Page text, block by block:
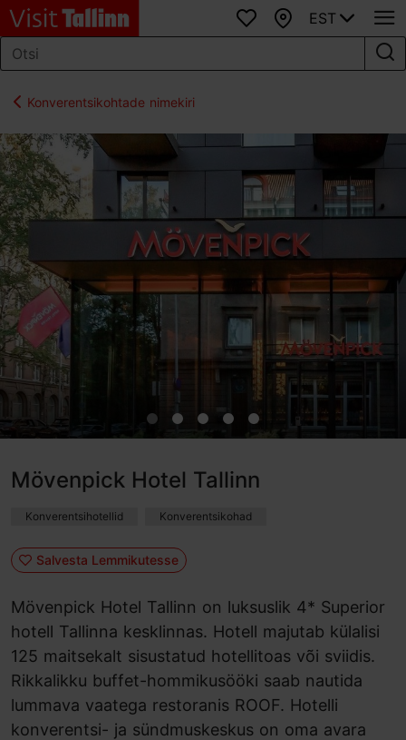
Lemmikud
Kaart
EST
Konverentsikohtade nimekiri
Mövenpick Hotel Tallinn
Konverentsihotellid Konverentsikohad
Salvesta Lemmikutesse
Mövenpick Hotel Tallinn on luksuslik 4* Superior
hotell Tallinna kesklinnas. Hotell majutab külalisi
125 maitsekalt sisustatud hotellitoas või sviidis.
Rikkalikku buffet-hommikusööki saab nautida
lummava vaatega restoranis ROOF. Hotelli
konverentsi- ja sündmuskeskus on oma avara